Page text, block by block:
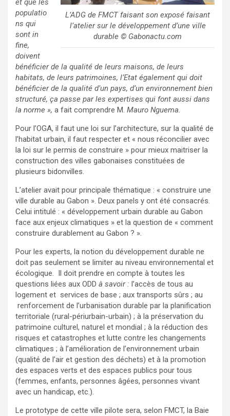
L’ADG de FMCT faisant son exposé faisant
l’atelier sur le développement d’une ville
durable © Gabonactu.com
et que les
populatio
ns qui
sont in
fine,
doivent
bénéficier de la qualité de leurs maisons, de leurs
habitats, de leurs patrimoines, l’Etat également qui doit
bénéficier de la qualité d’un pays, d’un environnement bien
structuré, ça passe par les expertises qui font aussi dans
la norme », a fait comprendre M. Mauro Nguema.
Pour l’OGA, il faut une loi sur l’architecture, sur la qualité de
l’habitat urbain, il faut respecter et « nous réconcilier avec
la loi sur le permis de construire » pour mieux maitriser la
construction des villes gabonaises constituées de
plusieurs bidonvilles.
L’atelier avait pour principale thématique : « construire une
ville durable au Gabon ». Deux panels y ont été consacrés.
Celui intitulé : « développement urbain durable au Gabon
face aux enjeux climatiques » et la question de « comment
construire durablement au Gabon ? ».
Pour les experts, la notion du développement durable ne
doit pas seulement se limiter au niveau environnemental et
écologique. Il doit prendre en compte à toutes les
questions liées aux ODD à savoir : l’accès de tous au
logement et services de base ; aux transports sûrs ; au
renforcement de l’urbanisation durable par la planification
territoriale (rural-périurbain-urbain) ; à la préservation du
patrimoine culturel, naturel et mondial ; à la réduction des
risques et catastrophes et lutte contre les changements
climatiques ; à l’amélioration de l’environnement urbain
(qualité de l’air et gestion des déchets) et à la promotion
des espaces verts et des espaces publics pour tous
(femmes, enfants, personnes âgées, personnes vivant
avec un handicap, etc.).
Le prototype de cette ville pilote sera, selon FMCT, la Baie